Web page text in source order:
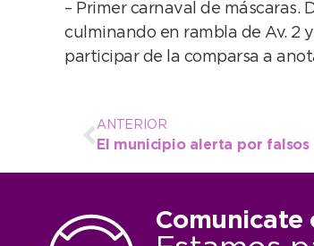
– Primer carnaval de máscaras.
culminando en rambla de Av. 2
participar de la comparsa a
ANTERIOR
Comunicate